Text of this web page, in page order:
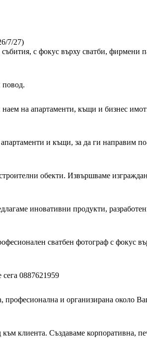
7/27)
с фокус върху сватби,
повод.
на апартаменти, къщи и бизнес
и къщи, за да ги направим
обекти. Извършваме
иновативни продукти,
сватбен фотограф с фокус
0887621959
професионална и организирана около
клиента. Създаваме корпоративна,